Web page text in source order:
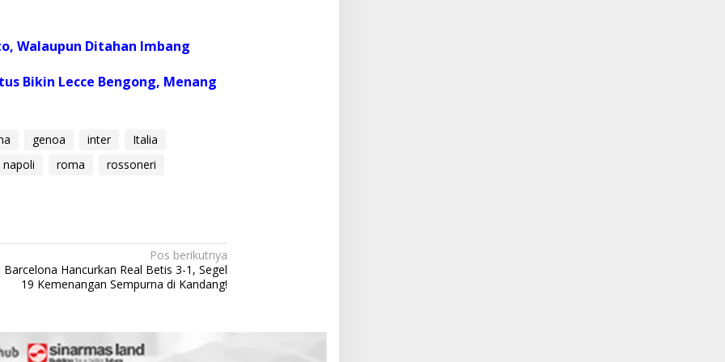
Walaupun Ditahan Imbang
Bikin Lecce Bengong, Menang
genoa inter
Italia
napoli roma
rossoneri
Pos berikutnya
Barcelona Hancurkan Real Betis 3-1, Segel
19 Kemenangan Sempurna di Kandang!